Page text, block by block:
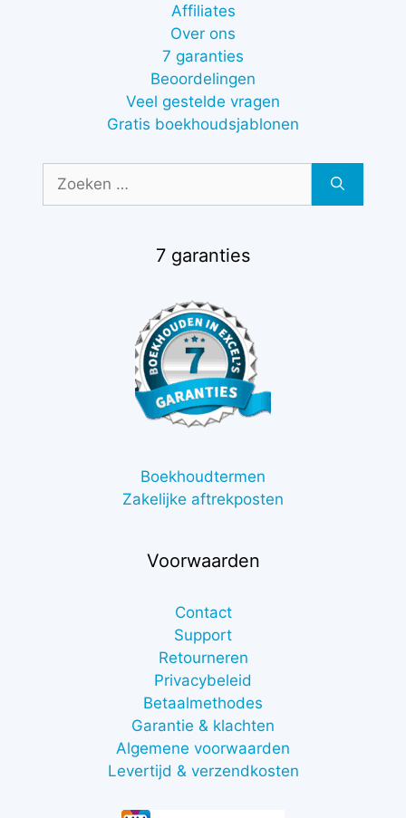
Affiliates
Over ons
7 garanties
Beoordelingen
Veel gestelde vragen
Gratis boekhoudsjablonen
naar:
7 garanties
Boekhoudtermen
Zakelijke aftrekposten
Voorwaarden
Contact
Support
Retourneren
Privacybeleid
Betaalmethodes
Garantie & klachten
Algemene voorwaarden
Levertijd & verzendkosten